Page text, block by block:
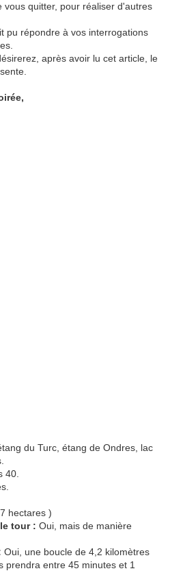
vous quitter, pour réaliser d'autres
pu répondre à vos interrogations
après avoir lu cet article, le
du Turc, étang de Ondres, lac
40.
hectares )
tour : Oui, mais de manière
Oui, une boucle de 4,2 kilomètres
prendra entre 45 minutes et 1